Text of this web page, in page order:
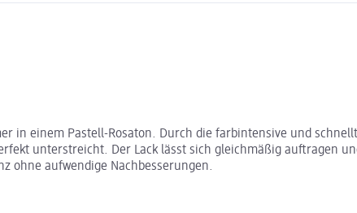
in einem Pastell-Rosaton. Durch die farbintensive und
unterstreicht. Der Lack lässt sich gleichmäßig auftragen
ohne aufwendige Nachbesserungen.